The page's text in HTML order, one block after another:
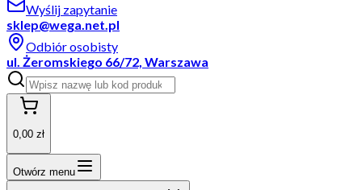
Wyślij zapytanie
sklep@wega.net.pl
Odbiór osobisty
ul. Żeromskiego 66/72, Warszawa
0,00 zł
Otwórz menu